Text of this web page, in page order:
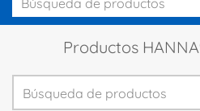
Productos